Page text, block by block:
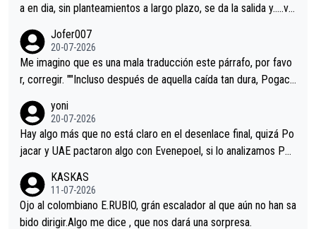
a en dia, sin planteamientos a largo plazo, se da la salida y…..ve
Minguez, Velez etc etc.Me da pena vivir estos momentos tan
tristes sin victorias.
Jofer007
20-07-2026
Me imagino que es una mala traducción este párrafo, por favo
r, corregir. ""Incluso después de aquella caída tan dura, Pogaca
permaneció pegado a su rueda. Parecía increíble la forma en l
a que era capaz de controlar el miedo", recordó."
yoni
20-07-2026
Hay algo más que no está claro en el desenlace final, quizá Po
jacar y UAE pactaron algo con Evenepoel, si lo analizamos Poj
i sin pedalear, luego está el saludo con Evenepoel dándose la
mano de una manera muy fraternal, más allá de los típicos toqu
es en el hombro con que saludaba a Vingegard. Ahí hubo una in
KASKAS
11-07-2026
Ojo al colombiano E.RUBIO, grán escalador al que aún no han sa
bido dirigir.Algo me dice , que nos dará una sorpresa.